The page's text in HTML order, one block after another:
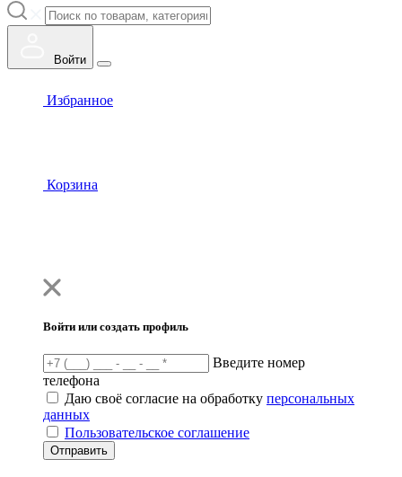
Войти
Избранное
Корзина
Войти или создать профиль
Введите номер
телефона
Даю своё согласие на обработку персональных
данных
Пользовательское соглашение
Отправить